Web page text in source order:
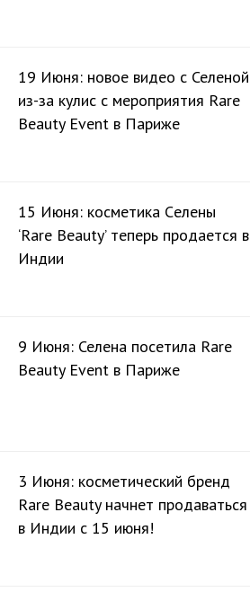
19 Июня: новое видео с Селеной
из-за кулис с мероприятия Rare
Beauty Event в Париже
15 Июня: косметика Cелены
‘Rare Beauty’ теперь продается в
Индии
9 Июня: Селена посетила Rare
Beauty Event в Париже
3 Июня: косметический бренд
Rare Beauty начнет продаваться
в Индии с 15 июня!